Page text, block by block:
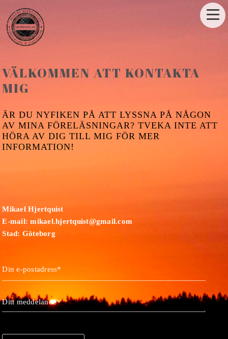
VÄLKOMMEN ATT KONTAKTA
MIG
ÄR DU NYFIKEN PÅ ATT LYSSNA PÅ NÅGON
AV MINA FÖRELÄSNINGAR? TVEKA INTE ATT
HÖRA AV DIG TILL MIG FÖR MER
INFORMATION!
Mikael Hjertquist
E-mail: mikael.hjertquist@gmail.com
Stad: Göteborg
Din e-postadress*
Ditt meddelande*